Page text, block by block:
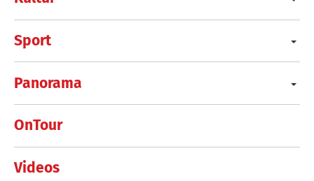
Sport
Panorama
OnTour
Videos